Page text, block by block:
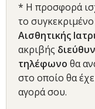
* Η προσφορά
το συγκεκριμένο
Αισθητικής
ακριβής
τηλέφωνο θα
στο οποίο θα
αγορά σου.